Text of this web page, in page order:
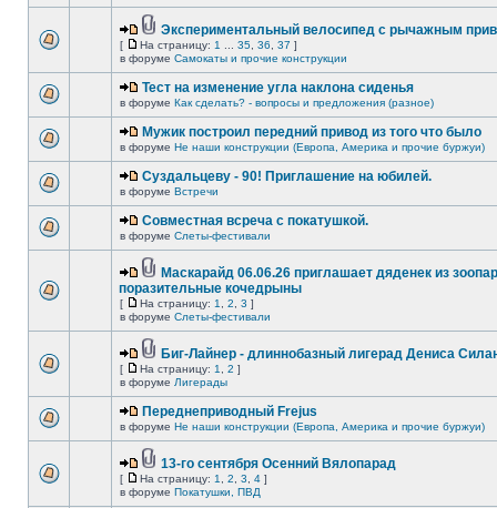
Экспериментальный велосипед с рычажным
[ На страницу: 1 35 36 37 ]
в форуме Самокаты и прочие конструкции
Тест на изменение угла наклона сиденья
в форуме Как сделать? - вопросы и предложения (разное)
Мужик построил передний привод из того что было
в форуме Не наши конструкции (Европа, Америка и прочие буржуи)
Суздальцеву - 90! Приглашение на юбилей.
в форуме Встречи
Совместная всреча с покатушкой.
в форуме Слеты-фестивали
Маскарайд 06.06.26 приглашает дяденек из
поразительные кочедрыны
[ На страницу: 1 2 3 ]
в форуме Слеты-фестивали
Биг-Лайнер - длиннобазный лигерад Дениса
[ На страницу: 1 2 ]
в форуме Лигерады
Переднеприводный Frejus
в форуме Не наши конструкции (Европа, Америка и прочие буржуи)
13-го сентября Осенний Вялопарад
[ На страницу: 1 2 3 4 ]
в форуме Покатушки, ПВД